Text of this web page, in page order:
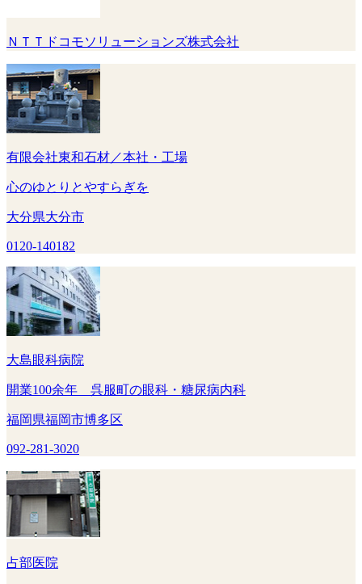
ＮＴＴドコモソリューションズ株式会社
有限会社東和石材／本社・工場
心のゆとりとやすらぎを
大分県大分市
0120-140182
大島眼科病院
開業100余年 呉服町の眼科・糖尿病内科
福岡県福岡市博多区
092-281-3020
占部医院